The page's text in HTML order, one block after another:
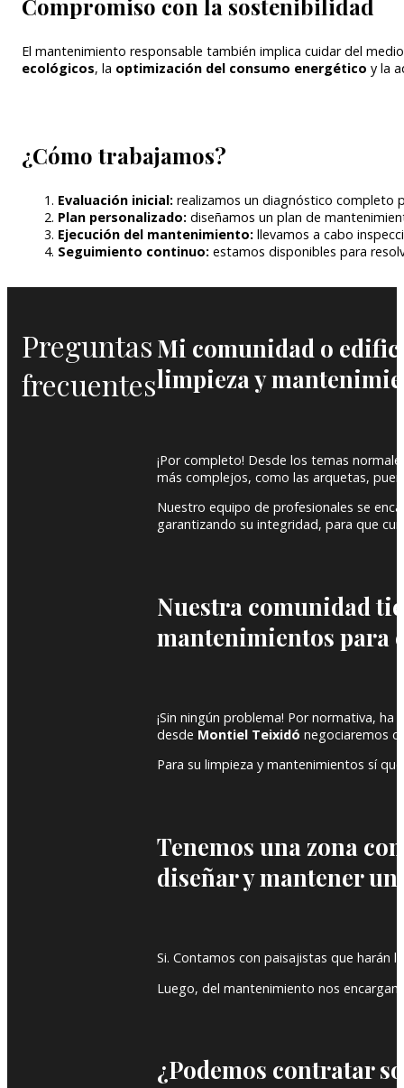
Compromiso con la sostenibilidad
El mantenimiento responsable también implica cuidar del
ecológicos, la optimización del consumo energético y la
¿Cómo trabajamos?
Evaluación inicial: realizamos un diagnóstico completo
Plan personalizado: diseñamos un plan de
Ejecución del mantenimiento: llevamos a cabo
Seguimiento continuo: estamos disponibles para
Preguntas
frecuentes
Mi comunidad o
limpieza y
¡Por completo! Desde los temas
más complejos, como las arquetas,
Nuestro equipo de profesionales se
garantizando su integridad, para que
Nuestra comunidad
mantenimientos para
¡Sin ningún problema! Por normativa,
desde Montiel Teixidó negociaremos
Para su limpieza y mantenimientos sí
Tenemos una zona
diseñar y mantener
Si. Contamos con paisajistas que harán
Luego, del mantenimiento nos
¿Podemos contratar